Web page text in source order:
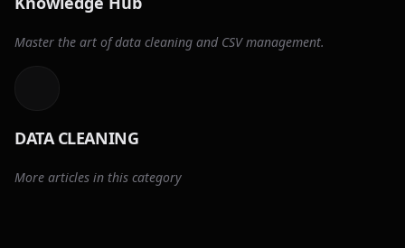
Master the art of data cleaning and CSV management.
DATA CLEANING
More articles in this category